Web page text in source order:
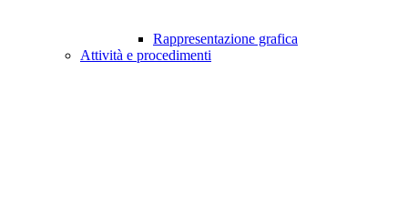
Rappresentazione grafica
Attività e procedimenti